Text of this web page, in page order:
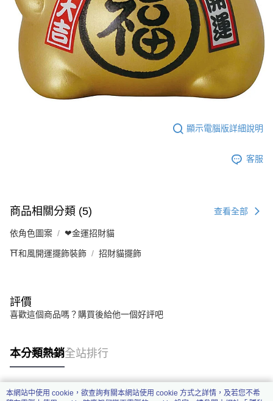
顯示電腦版詳細說明
客服
商品相關分類 (5) 查看全部
依角色圖案 ❤金運招財貓
⛩️和風開運擺飾裝飾 招財貓擺飾
評價
喜歡這個商品嗎？購買後給他一個好評吧
本分類熱銷全站排行
本網站中使用 cookie，欲查詢有關本網站使用 cookie 方式之詳情，及若您不希